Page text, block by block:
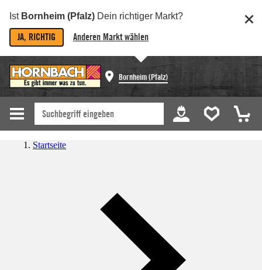
Ist Bornheim (Pfalz) Dein richtiger Markt?
JA, RICHTIG Anderen Markt wählen
Bornheim (Pfalz)
Startseite